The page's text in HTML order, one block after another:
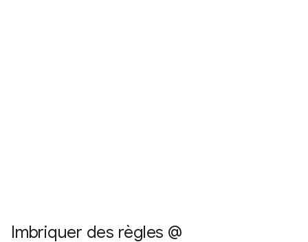
Imbriquer des règles @